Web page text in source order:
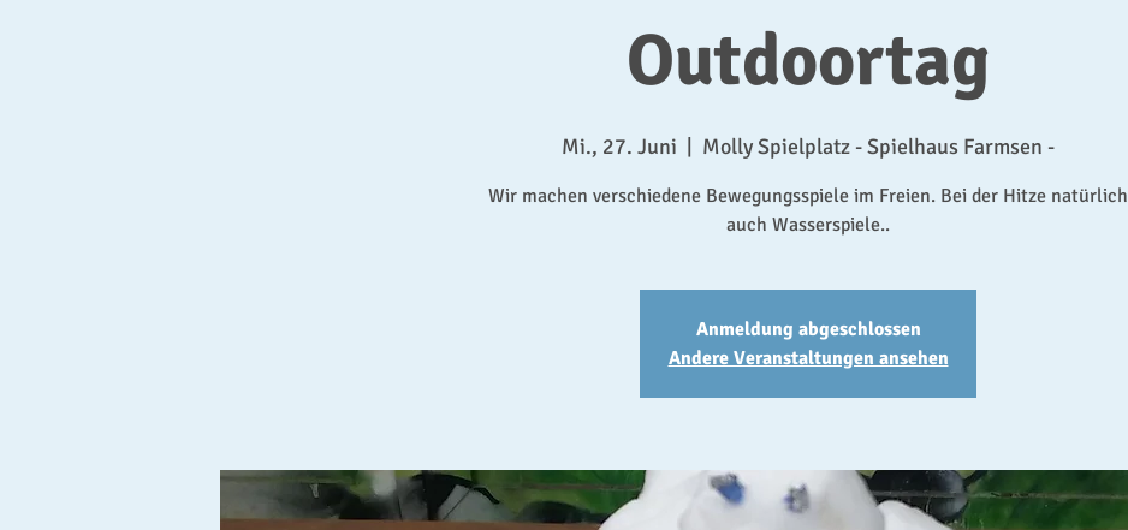
Outdoortag
Mi., 27. Juni Molly Spielplatz - Spielhaus Farmsen -
Wir machen verschiedene Bewegungsspiele im Freien. Bei der Hitze natürlich
auch Wasserspiele..
Anmeldung abgeschlossen
Andere Veranstaltungen ansehen